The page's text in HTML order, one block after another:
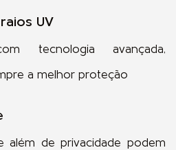
UV
tecnologia avançada,
a melhor proteção
além de privacidade podem